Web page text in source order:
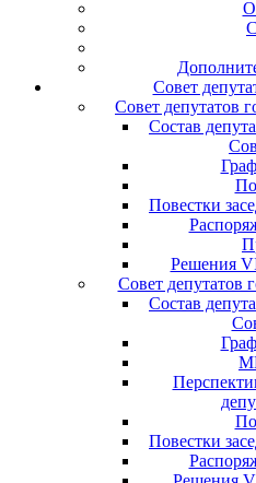
Совет
Совет депутатов
Состав
Повестки
Решения
Совет депутатов
Состав
Повестки